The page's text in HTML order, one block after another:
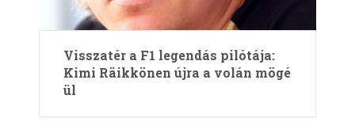
Visszatér a F1 legendás pilótája:
Kimi Räikkönen újra a volán mögé
ül